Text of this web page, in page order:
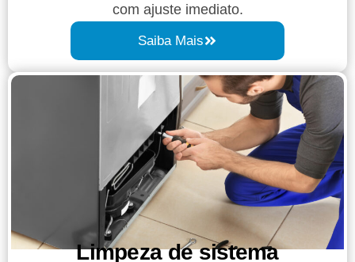
com ajuste imediato.
Saiba Mais
Limpeza de sistema